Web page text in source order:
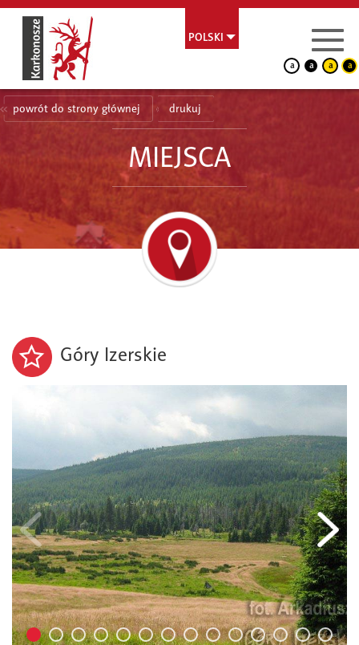
POLSKI
a a a a
powrót do strony głównej drukuj
MIEJSCA
Góry Izerskie